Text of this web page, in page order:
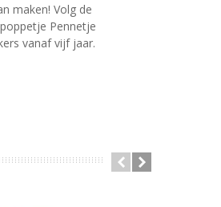
maken! Volg de
Pennetje
vanaf vijf jaar.